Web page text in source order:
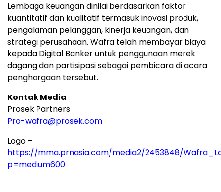
Lembaga keuangan dinilai berdasarkan faktor
kuantitatif dan kualitatif termasuk inovasi produk,
pengalaman pelanggan, kinerja keuangan, dan
strategi perusahaan. Wafra telah membayar biaya
kepada Digital Banker untuk penggunaan merek
dagang dan partisipasi sebagai pembicara di acara
penghargaan tersebut.
Kontak Media
Prosek Partners
Pro-wafra@prosek.com
Logo –
https://mma.prnasia.com/media2/2453848/
p=medium600